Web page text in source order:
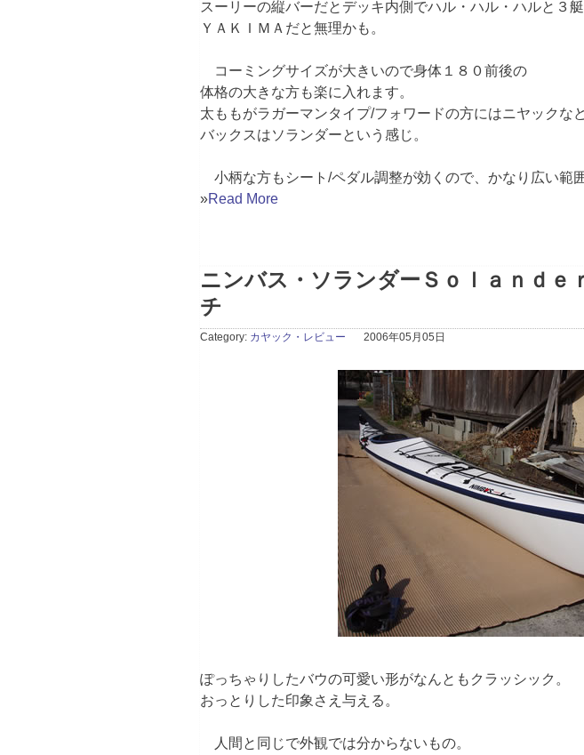
スーリーの縦バーだとデッキ内側でハル・ハル・ハルと３
ＹＡＫＩＭＡだと無理かも。
コーミングサイズが大きいので身体１８０前後の
体格の大きな方も楽に入れます。
太ももがラガーマンタイプ/フォワードの方にはニヤックな
バックスはソランダーという感じ。
小柄な方もシート/ペダル調整が効くので、かなり広い範
»Read More
ニンバス・ソランダーＳｏｌａ
チ
Category: カヤック・レビュー 2006年05月05日
ぽっちゃりしたバウの可愛い形がなんともクラッシック。
おっとりした印象さえ与える。
人間と同じで外観では分からないもの。